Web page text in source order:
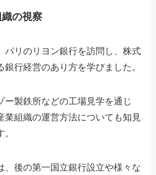
の視察
パリのリヨン銀行を訪問し、株式
銀行経営のあり方を学びました。
ー製鉄所などの工場見学を通じ
業組織の運営方法についても知見
、後の第一国立銀行設立や様々な